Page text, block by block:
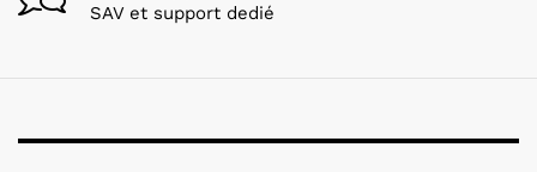
SAV et support dedié